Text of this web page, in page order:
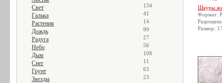
Свет 134
Галька 41
Растения 14
Дождь 99
Радуга 27
Небо 56
Дым 108
Снег 11
Грунт 63
Звезды 23
Шкуры
Формат:
Размер: